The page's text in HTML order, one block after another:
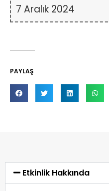
7 Aralık 2024
PAYLAŞ
Etkinlik Hakkında